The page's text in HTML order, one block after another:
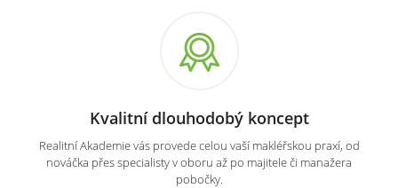
Kvalitní dlouhodobý koncept
Realitní Akademie vás provede celou vaší makléřskou praxí, od
nováčka přes specialisty v oboru až po majitele či manažera
pobočky.